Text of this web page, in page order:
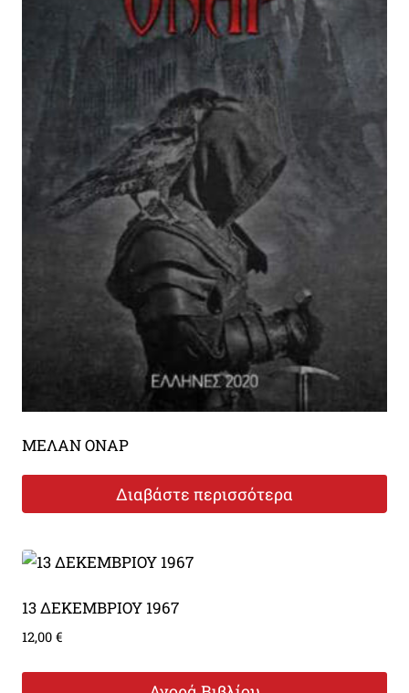
ΜΕΛΑΝ ΟΝΑΡ
Διαβάστε περισσότερα
13 ΔΕΚΕΜΒΡΙΟΥ 1967
12,00 €